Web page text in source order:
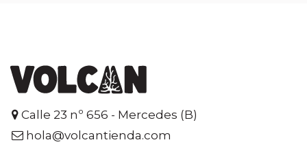
Calle 23 nº 656 - Mercedes (B)
hola@volcantienda.com